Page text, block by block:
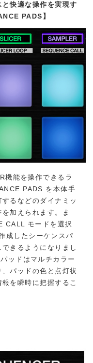
と快適な操作を実現す
PADS】
機能を操作できるラ
PADS を本体手
るなどのダイナミッ
加えられます。ま
CALL モードを選択
成したシーケンスパ
きるようになりまし
ッドはマルチカラー
パッドの色と点灯状
を瞬時に把握するこ